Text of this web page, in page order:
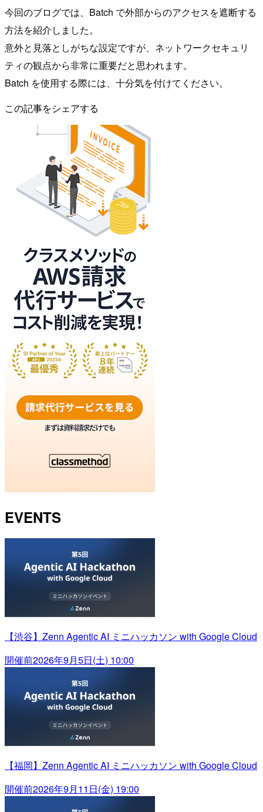
今回のブログでは、Batch で外部からのアクセスを遮断する
方法を紹介しました。
意外と見落としがちな設定ですが、ネットワークセキュリ
ティの観点から非常に重要だと思われます。
Batch を使用する際には、十分気を付けてください。
この記事をシェアする
EVENTS
【渋谷】Zenn Agentic AI ミニハッカソン with Google Cloud
開催前2026年9月5日(土) 10:00
【福岡】Zenn Agentic AI ミニハッカソン with Google Cloud
開催前2026年9月11日(金) 19:00